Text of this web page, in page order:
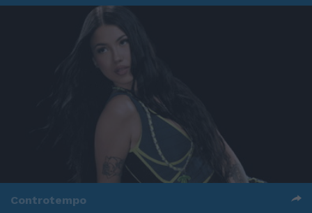
Controtempo